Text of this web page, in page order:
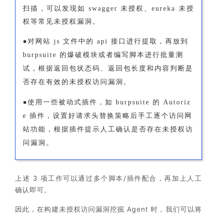
扫描，可以发现如 swagger 未授权、eureka 未授
权等常见未授权漏洞。
●对网站 js 文件中的 api 接口进行提取，再放到
burpsuite 的爆破模块或者编写脚本进行批量测
试，根据返回包状态码、返回包长度和内容判断是
否存在有效的未授权访问漏洞。
●使用一些被动式插件，如 burpsuite 的 Autoriz
e 插件，设置好请求头替换策略后手工逐个访问网
站功能，根据插件提示人工确认是否存在未授权访
问漏洞。
上述 3 项工作可以通过多个脚本/插件配合，再加上人工
确认即可。
因此，在构建未授权访问漏洞挖掘 Agent 时，我们可以将